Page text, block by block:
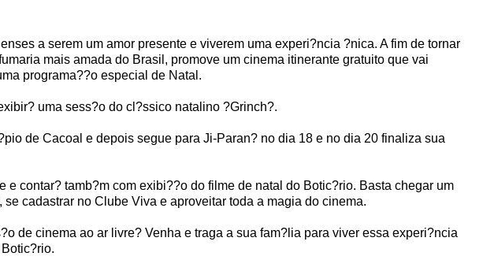
a serem um amor presente e viverem uma experi?ncia ?nica. A fim de tornar
mais amada do Brasil, promove um cinema itinerante gratuito que vai
programa??o especial de Natal.
uma sess?o do cl?ssico natalino ?Grinch?.
de Cacoal e depois segue para Ji-Paran? no dia 18 e no dia 20 finaliza sua
e contar? tamb?m com exibi??o do filme de natal do Botic?rio. Basta chegar um
cadastrar no Clube Viva e aproveitar toda a magia do cinema.
de cinema ao ar livre? Venha e traga a sua fam?lia para viver essa experi?ncia